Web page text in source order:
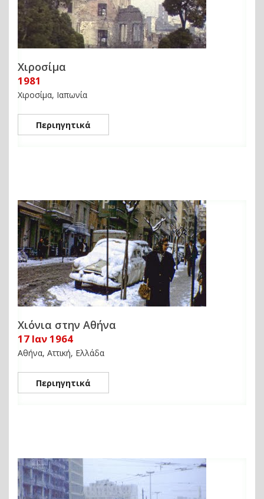
Χιροσίμα
1981
Χιροσίμα, Ιαπωνία
Περιηγητικά
Χιόνια στην Αθήνα
17 Ιαν 1964
Αθήνα, Αττική, Ελλάδα
Περιηγητικά